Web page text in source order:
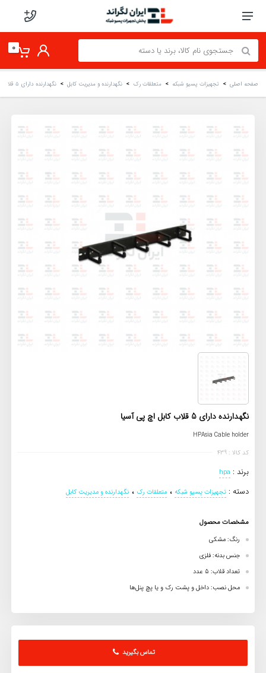
0
صفحه اصلی تجهیزات پسیو شبکه متعلقات رک نگهدارنده و مدیریت کابل نگهدارنده دارای 5 قلاب کابل اچ پی آسیا
نگهدارنده دارای 5 قلاب کابل اچ پی آسیا
HPAsia Cable holder
کد کالا : 439
برند : hpa
دسته : تجهیزات پسیو شبکه ، متعلقات رک ، نگهدارنده و مدیریت کابل
مشخصات محصول
رنگ: مشکی
جنس بدنه: فلزی
تعداد قلاب: 5 عدد
محل نصب: داخل و پشت رک و یا پچ پنل‌ها
تماس بگیرید